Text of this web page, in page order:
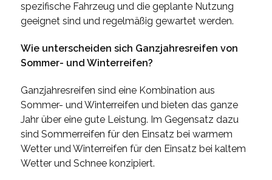
spezifische Fahrzeug und die geplante Nutzung
geeignet sind und regelmäßig gewartet werden.
Wie unterscheiden sich Ganzjahresreifen von
Sommer- und Winterreifen?
Ganzjahresreifen sind eine Kombination aus
Sommer- und Winterreifen und bieten das ganze
Jahr über eine gute Leistung. Im Gegensatz dazu
sind Sommerreifen für den Einsatz bei warmem
Wetter und Winterreifen für den Einsatz bei kaltem
Wetter und Schnee konzipiert.